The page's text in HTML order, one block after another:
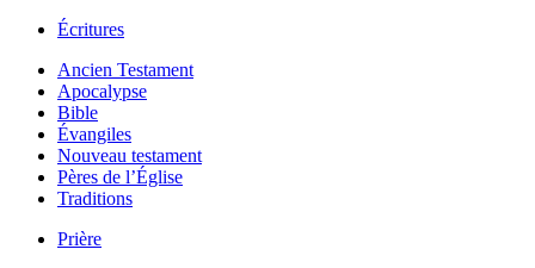
Écritures
Ancien Testament
Apocalypse
Bible
Évangiles
Nouveau testament
Pères de l’Église
Traditions
Prière